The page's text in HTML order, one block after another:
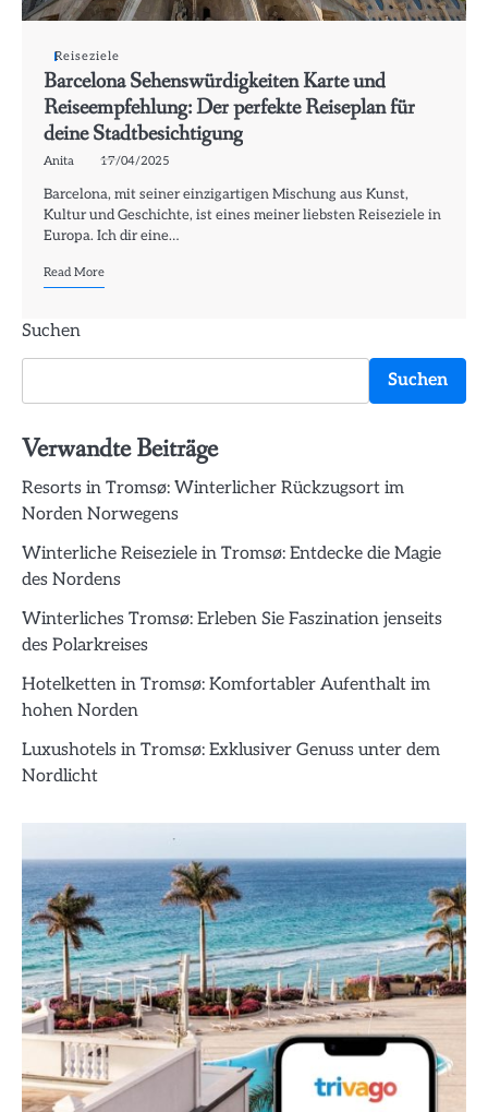
Reiseziele
Barcelona Sehenswürdigkeiten Karte und
Reiseempfehlung: Der perfekte Reiseplan für
deine Stadtbesichtigung
Anita 17/04/2025
Barcelona, mit seiner einzigartigen Mischung aus Kunst,
Kultur und Geschichte, ist eines meiner liebsten Reiseziele in
Europa. Ich dir eine…
Read More
Suchen
Suchen
Verwandte Beiträge
Resorts in Tromsø: Winterlicher Rückzugsort im
Norden Norwegens
Winterliche Reiseziele in Tromsø: Entdecke die Magie
des Nordens
Winterliches Tromsø: Erleben Sie Faszination jenseits
des Polarkreises
Hotelketten in Tromsø: Komfortabler Aufenthalt im
hohen Norden
Luxushotels in Tromsø: Exklusiver Genuss unter dem
Nordlicht